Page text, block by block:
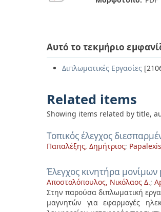
Αυτό το τεκμήριο
Διπλωματικές Εργασίες
Related items
Showing items related by title,
Τοπικός έλεγχος
Παπαλέξης, Δημήτριος;
Έλεγχος κινητήρα
Αποστολόπουλος, Νικόλαος Δ.;
Στην παρούσα διπλωματική
μαγνητών για εφαρμογές